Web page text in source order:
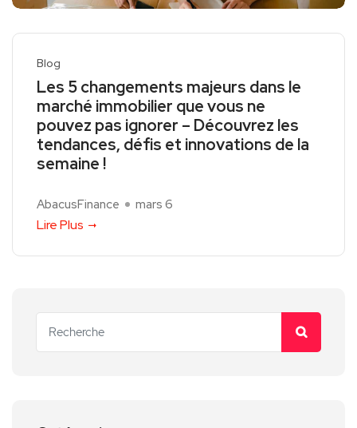
Blog
Les 5 changements majeurs dans le
marché immobilier que vous ne
pouvez pas ignorer – Découvrez les
tendances, défis et innovations de la
semaine !
AbacusFinance mars 6
Lire Plus